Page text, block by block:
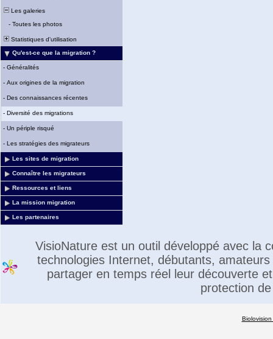
Les galeries
- Toutes les photos
Statistiques d'utilisation
Qu'est-ce que la migration ?
- Généralités
- Aux origines de la migration
- Des connaissances récentes
- Diversité des migrations
- Un périple risqué
- Les stratégies des migrateurs
Les sites de migration
Connaître les migrateurs
Ressources et liens
La mission migration
Les partenaires
VisioNature est un outil développé avec la
technologies Internet, débutants,
partager en temps réel leur découverte
protection
Biolovision